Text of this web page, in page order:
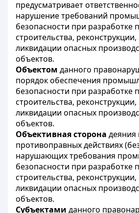
предусматривает
нарушение требований
безопасности при разработке
строительства,
ликвидации опасных
объектов.
Объектом данного
порядок обеспечения
безопасности при разработке
строительства,
ликвидации опасных
объектов.
Объективная сторона деяния
противоправных действиях
нарушающих требования
безопасности при разработке
строительства,
ликвидации опасных
объектов.
Субъектами данного